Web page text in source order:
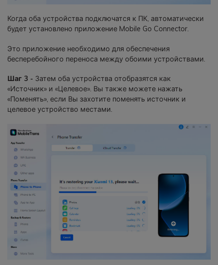
Когда оба устройства подключатся к ПК, автоматически
будет установлено приложение Mobile Go Connector.
Это приложение необходимо для обеспечения
бесперебойного переноса между обоими устройствами.
Шаг 3 - Затем оба устройства отобразятся как
«Источник» и «Целевое». Вы также можете нажать
«Поменять», если Вы захотите поменять источник и
целевое устройство местами.